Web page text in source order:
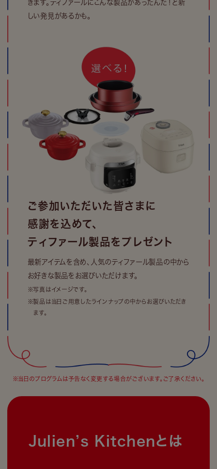
きます。ティファールにこんな製品があったんだ！と新
しい発見があるかも。
ご参加いただいた皆さまに
感謝を込めて、
ティファール製品をプレゼント
最新アイテムを含め、人気のティファール製品の中から
お好きな製品をお選びいただけます。
※写真はイメージです。
※製品は当日ご用意したラインナップの中からお選びいただき
ます。
※当日のプログラムは予告なく変更する場合がございます。ご了承ください。
Julien’s Kitchenとは